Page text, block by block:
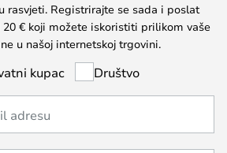
rasvjeti. Registrirajte se sada i poslat
€ koji možete iskoristiti prilikom vaše
u našoj internetskoj trgovini.
kupac Društvo